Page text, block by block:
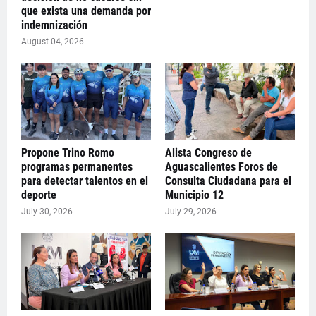
que exista una demanda por
indemnización
August 04, 2026
Propone Trino Romo
programas permanentes
para detectar talentos en el
deporte
July 30, 2026
Alista Congreso de
Aguascalientes Foros de
Consulta Ciudadana para el
Municipio 12
July 29, 2026